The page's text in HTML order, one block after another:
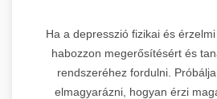
Ha a depresszió fizikai és
habozzon megerősítésért és
rendszeréhez fordulni.
elmagyarázni, hogyan érzi